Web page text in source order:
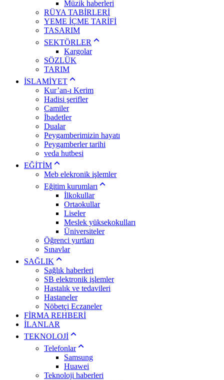
Müzik haberleri
RÜYA TABİRLERİ
YEME İÇME TARİFİ
TASARIM
SEKTÖRLER
Kargolar
SÖZLÜK
TARIM
İSLAMİYET
Kur’an-ı Kerim
Hadisi şerifler
Camiler
İbadetler
Dualar
Peygamberimizin hayatı
Peygamberler tarihi
veda hutbesi
EĞİTİM
Meb elekronik işlemler
Eğitim kurumları
İlkokullar
Ortaokullar
Liseler
Meslek yüksekokulları
Üniversiteler
Öğrenci yurtları
Sınavlar
SAĞLIK
Sağlık haberleri
SB elektronik işlemler
Hastalık ve tedavileri
Hastaneler
Nöbetçi Eczaneler
FİRMA REHBERİ
İLANLAR
TEKNOLOJİ
Telefonlar
Samsung
Huawei
Teknoloji haberleri